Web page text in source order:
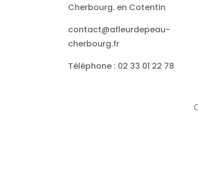
Cherbourg. en Cotentin
contact@afleurdepeau-
cherbourg.fr
Téléphone : 02 33 01 22 78